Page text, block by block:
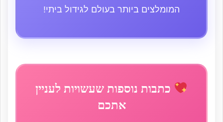
המומלצים ביותר בעולם לגידול ביתי!
כתבות נוספות שעשויות לעניין
אתכם